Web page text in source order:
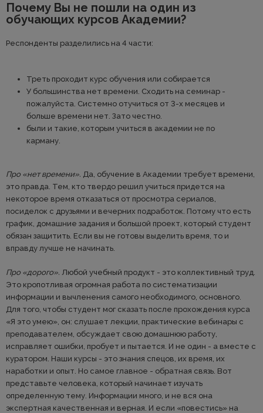
Почему Вы не пошли на один из
обучающих курсов Академии?
Респонденты разделились на 4 части:
Треть проходит курс обучения или собирается
У большинства нет времени. Сходить на семинар -
пожалуйста. Системно отучиться от 3-х месяцев и
больше времени нет. Зато честно.
были и такие, которым учиться в академии не по
карману.
Про «нет времени». Да, обучение в Академии требует времени,
это правда. Тем, кто твердо решил учиться придется на
некоторое время отказаться от просмотра сериалов,
посиделок с друзьями и вечерних подработок. Потому что есть
график, домашние задания и большой проект, который студент
обязан защитить. Если вы не готовы выделить время, то и
вправду лучше не начинать.
Про «дорого». Любой учебный продукт - это коллективный труд.
Это кропотливая огромная работа по систематизации
информации и вычленения самого необходимого, основного.
Для того, чтобы студент мог сказать после прохождения курса
«Я это умею», он: слушает лекции, практические вебинары с
преподавателем, обсуждает свою домашнюю работу,
исправляет ошибки, пробует и пытается. И не один - а вместе с
куратором. Наши курсы - это знания спецов, их время, их
наработки и опыт. Но самое главное - обратная связь. Вот
представьте человека, который начинает изучать
определенную тему. Информации много, и не вся она
экспертная качественная и верная. И если «повестись» на